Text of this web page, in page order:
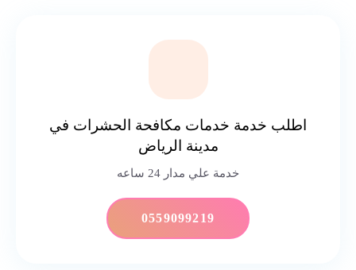
اطلب خدمة خدمات مكافحة الحشرات في
مدينة الرياض
خدمة علي مدار 24 ساعه
0559099219